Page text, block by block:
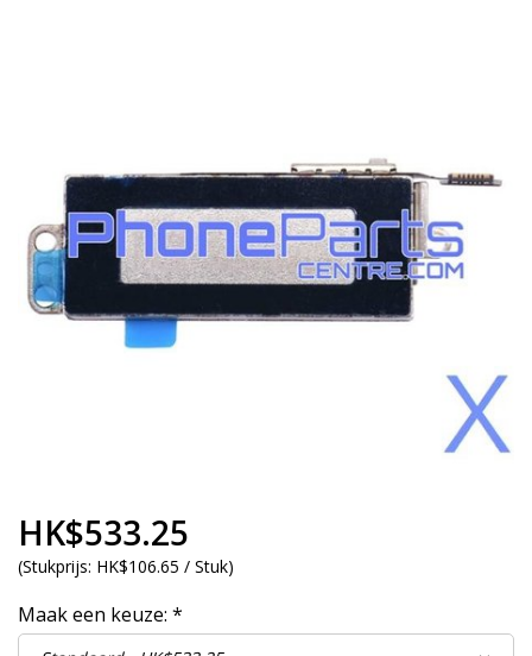
HK$533.25
(Stukprijs: HK$106.65 / Stuk)
Maak een keuze: *